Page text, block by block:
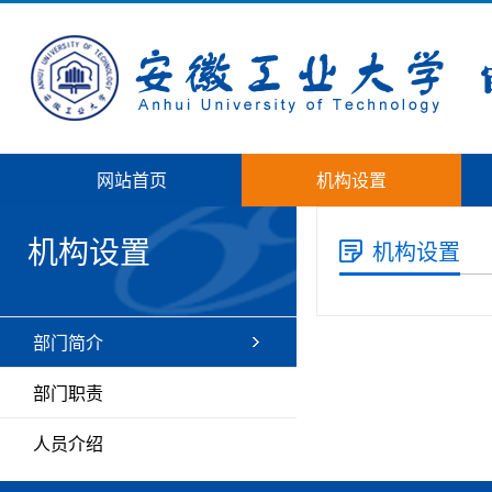
网站首页 机构设置
机构设置
部门简介
部门职责
人员介绍
机构设置